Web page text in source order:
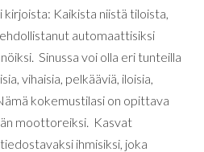
kirjoista: Kaikista niistä tiloista,
ehdollistanut automaattisiksi
. Sinussa voi olla eri tunteilla
, vihaisia, pelkääviä, iloisia,
kokemustilasi on opittava
moottoreiksi. Kasvat
tiedostavaksi ihmisiksi, joka